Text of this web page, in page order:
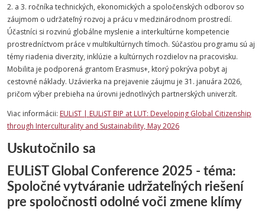
2. a 3. ročníka technických, ekonomických a spoločenských odborov so
záujmom o udržateľný rozvoj a prácu v medzinárodnom prostredí.
Účastníci si rozvinú globálne myslenie a interkultúrne kompetencie
prostredníctvom práce v multikultúrnych tímoch. Súčasťou programu sú aj
témy riadenia diverzity, inklúzie a kultúrnych rozdielov na pracovisku.
Mobilita je podporená grantom Erasmus+, ktorý pokrýva pobyt aj
cestovné náklady. Uzávierka na prejavenie záujmu je 31. januára 2026,
pričom výber prebieha na úrovni jednotlivých partnerských univerzít.
Viac informácii: EULiST | EULiST BIP at LUT: Developing Global Citizenship
through Interculturality and Sustainability, May 2026
Uskutočnilo sa
EULiST Global Conference 2025 - téma:
Spoločné vytváranie udržateľných riešení
pre spoločnosti odolné voči zmene klímy